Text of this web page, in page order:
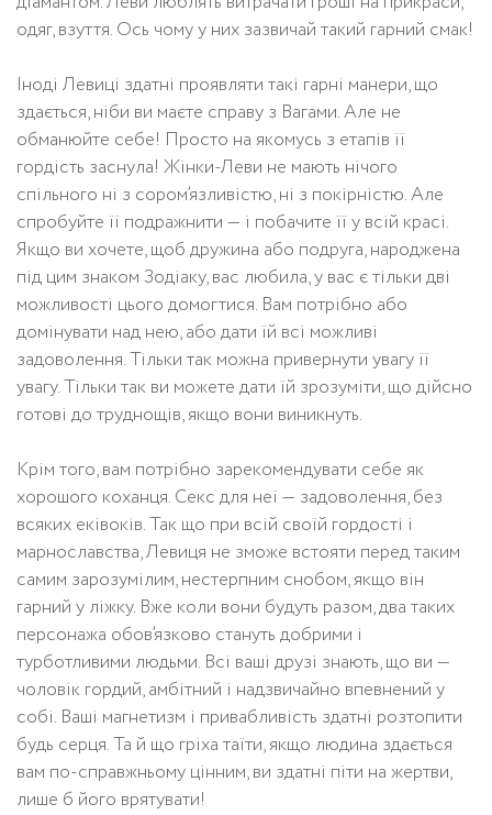
одяг, взуття. Ось чому у них зазвичай такий гарний смак!
Іноді Левиці здатні проявляти такі гарні манери, що
здається, ніби ви маєте справу з Вагами. Але не
обманюйте себе! Просто на якомусь з етапів її
гордість заснула! Жінки-Леви не мають нічого
спільного ні з сором’язливістю, ні з покірністю. Але
спробуйте її подражнити — і побачите її у всій красі.
Якщо ви хочете, щоб дружина або подруга, народжена
під цим знаком Зодіаку, вас любила, у вас є тільки дві
можливості цього домогтися. Вам потрібно або
домінувати над нею, або дати їй всі можливі
задоволення. Тільки так можна привернути увагу її
увагу. Тільки так ви можете дати їй зрозуміти, що дійсно
готові до труднощів, якщо вони виникнуть.
Крім того, вам потрібно зарекомендувати себе як
хорошого коханця. Секс для неї — задоволення, без
всяких еківоків. Так що при всій своїй гордості і
марнославства, Левиця не зможе встояти перед таким
самим зарозумілим, нестерпним снобом, якщо він
гарний у ліжку. Вже коли вони будуть разом, два таких
персонажа обов’язково стануть добрими і
турботливими людьми. Всі ваші друзі знають, що ви —
чоловік гордий, амбітний і надзвичайно впевнений у
собі. Ваші магнетизм і привабливість здатні розтопити
будь серця. Та й що гріха таїти, якщо людина здається
вам по-справжньому цінним, ви здатні піти на жертви,
лише б його врятувати!